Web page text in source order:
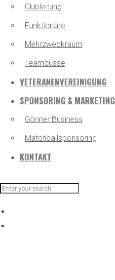
Clubleitung
Funktionäre
Mehrzweckraum
Teambusse
VETERANENVEREINIGUNG
SPONSORING & MARKETING
Gönner Business
Matchballsponsoring
KONTAKT